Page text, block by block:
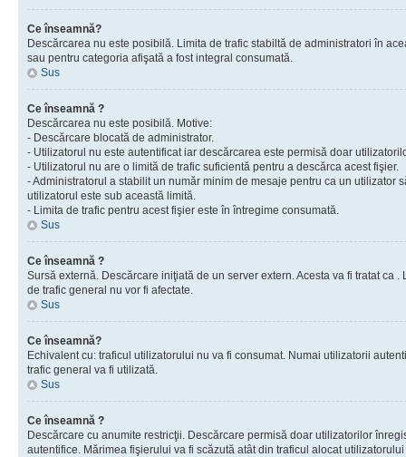
Ce înseamnă?
Descărcarea nu este posibilă. Limita de trafic stabiltă de administratori în
sau pentru categoria afişată a fost integral consumată.
Sus
Ce înseamnă ?
Descărcarea nu este posibilă. Motive:
- Descărcare blocată de administrator.
- Utilizatorul nu este autentificat iar descărcarea este permisă doar
- Utilizatorul nu are o limită de trafic suficientă pentru a descărca acest fişier.
- Administratorul a stabilit un număr minim de mesaje pentru ca un utilizator
utilizatorul este sub această limită.
- Limita de trafic pentru acest fişier este în întregime consumată.
Sus
Ce înseamnă ?
Sursă externă. Descărcare iniţiată de un server extern. Acesta va fi tratat ca
de trafic general nu vor fi afectate.
Sus
Ce înseamnă?
Echivalent cu: traficul utilizatorului nu va fi consumat. Numai utilizatorii
trafic general va fi utilizată.
Sus
Ce înseamnă ?
Descărcare cu anumite restricţii. Descărcare permisă doar utilizatorilor
autentifice. Mărimea fişierului va fi scăzută atât din traficul alocat